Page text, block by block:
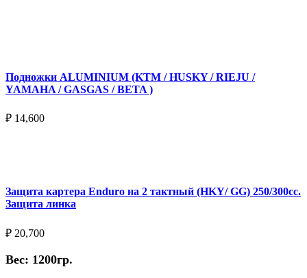
Подножки ALUMINIUM (KTM / HUSKY / RIEJU /
YAMAHA / GASGAS / BETA )
₽ 14,600
Защита картера Enduro на 2 тактный (HKY/ GG) 250/300cc.
Защита линка
₽ 20,700
Вес: 1200гр.